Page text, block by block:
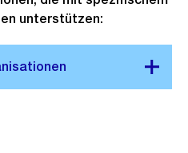
unterstützen: